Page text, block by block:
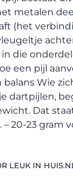
metalen
(het
die
een pijl
Wie
dartpijlen,
Dat
20-23 gram
LEUK IN